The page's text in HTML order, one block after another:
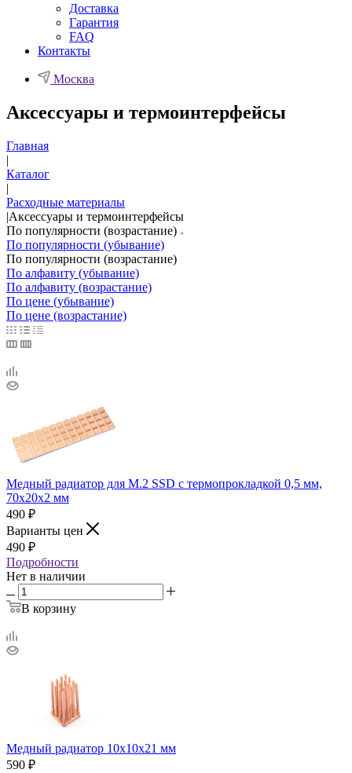
Доставка
Гарантия
FAQ
Контакты
Москва
Аксессуары и термоинтерфейсы
Главная
|
Каталог
|
Расходные материалы
|Аксессуары и термоинтерфейсы
По популярности (возрастание)
По популярности (убывание)
По популярности (возрастание)
По алфавиту (убывание)
По алфавиту (возрастание)
По цене (убывание)
По цене (возрастание)
Медный радиатор для М.2 SSD с термопрокладкой 0,5 мм,
70х20х2 мм
490 ₽
Варианты цен
490 ₽
Подробности
Нет в наличии
В корзину
Медный радиатор 10х10х21 мм
590 ₽